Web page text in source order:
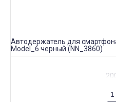
Автодержатель для
Model_6 черный (NN_3860)